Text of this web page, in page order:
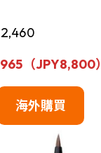
（JPY8,800）
海外購買